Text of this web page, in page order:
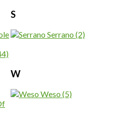
S
Serrano (2)
W
Weso (5)